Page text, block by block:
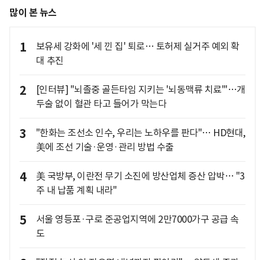
많이 본 뉴스
1
보유세 강화에 '세 낀 집' 퇴로… 토허제 실거주 예외 확
대 추진
2
[인터뷰] "뇌졸중 골든타임 지키는 '뇌동맥류 치료'"…개
두술 없이 혈관 타고 들어가 막는다
3
"한화는 조선소 인수, 우리는 노하우를 판다"… HD현대,
美에 조선 기술·운영·관리 방법 수출
4
美 국방부, 이란전 무기 소진에 방산업체 증산 압박… "3
주 내 납품 계획 내라"
5
서울 영등포·구로 준공업지역에 2만7000가구 공급 속
도